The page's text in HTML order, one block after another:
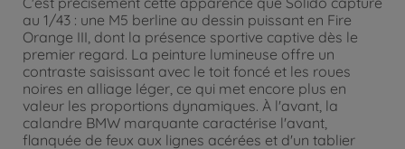
au 1/43 : une M5 berline au dessin puissant en Fire
Orange III, dont la présence sportive captive dès le
premier regard. La peinture lumineuse offre un
contraste saisissant avec le toit foncé et les roues
noires en alliage léger, ce qui met encore plus en
valeur les proportions dynamiques. À l'avant, la
calandre BMW marquante caractérise l'avant,
flanquée de feux aux lignes acérées et d'un tablier